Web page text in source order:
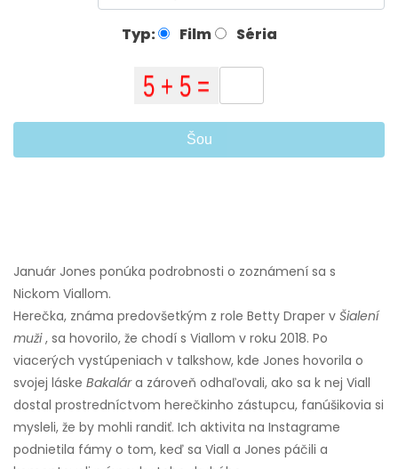
Typ: Film Séria
Šou
Január Jones ponúka podrobnosti o zoznámení sa s
Nickom Viallom.
Herečka, známa predovšetkým z role Betty Draper v Šialení
muži, sa hovorilo, že chodí s Viallom v roku 2018. Po
viacerých vystúpeniach v talkshow, kde Jones hovorila o
svojej láske Bakalára zároveň odhaľovali, ako sa k nej Viall
dostal prostredníctvom herečkinho zástupcu, fanúšikovia si
mysleli, že by mohli randiť. Ich aktivita na Instagrame
podnietila fámy o tom, keď sa Viall a Jones páčili a